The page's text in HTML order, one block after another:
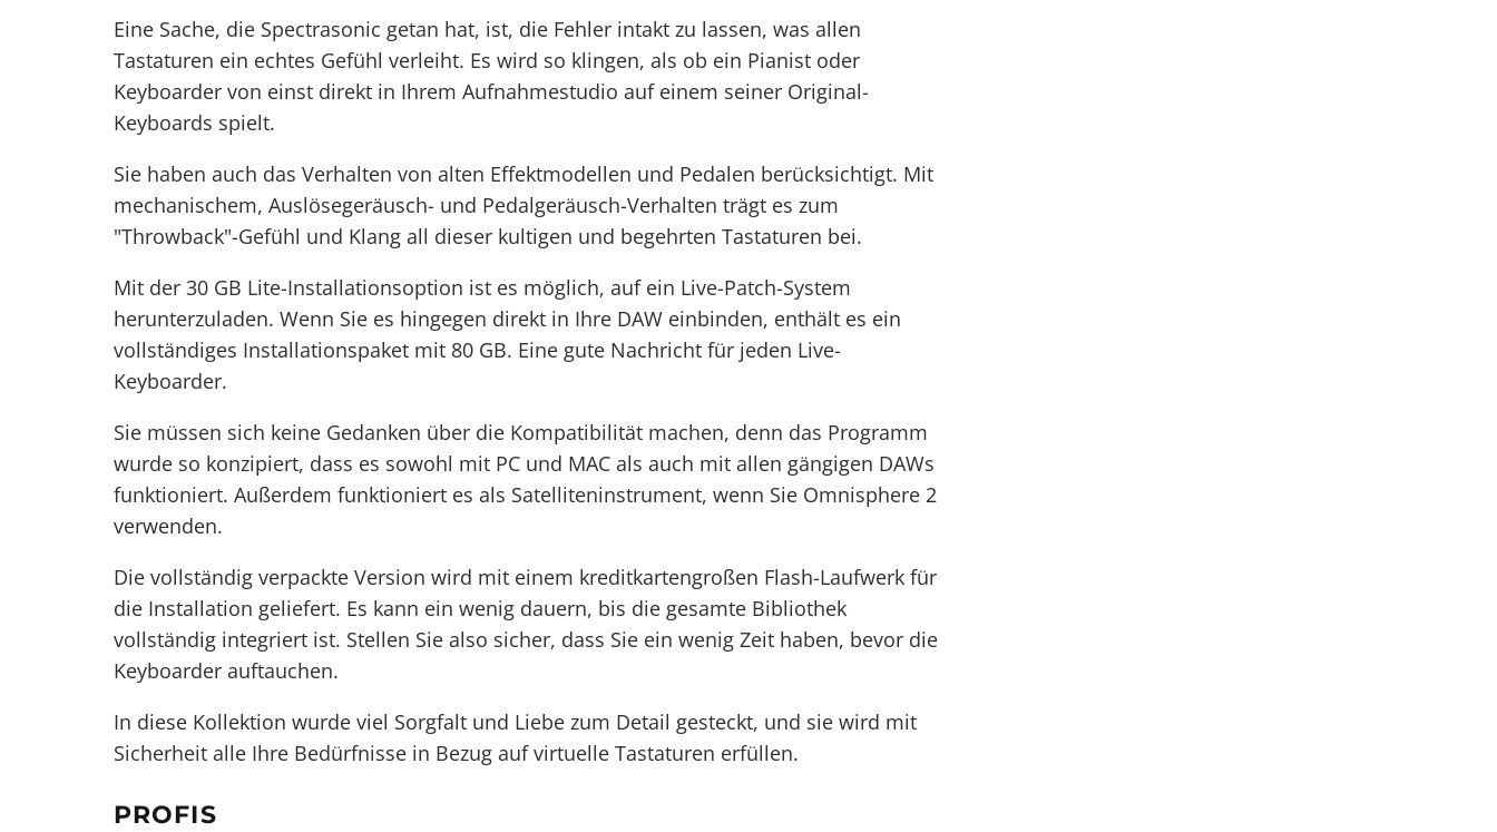
Eine Sache, die Spectrasonic getan hat, ist, die Fehler intakt zu lassen, was allen
Tastaturen ein echtes Gefühl verleiht. Es wird so klingen, als ob ein Pianist oder
Keyboarder von einst direkt in Ihrem Aufnahmestudio auf einem seiner Original-
Keyboards spielt.
Sie haben auch das Verhalten von alten Effektmodellen und Pedalen berücksichtigt. Mit
mechanischem, Auslösegeräusch- und Pedalgeräusch-Verhalten trägt es zum
"Throwback"-Gefühl und Klang all dieser kultigen und begehrten Tastaturen bei.
Mit der 30 GB Lite-Installationsoption ist es möglich, auf ein Live-Patch-System
herunterzuladen. Wenn Sie es hingegen direkt in Ihre DAW einbinden, enthält es ein
vollständiges Installationspaket mit 80 GB. Eine gute Nachricht für jeden Live-
Keyboarder.
Sie müssen sich keine Gedanken über die Kompatibilität machen, denn das Programm
wurde so konzipiert, dass es sowohl mit PC und MAC als auch mit allen gängigen DAWs
funktioniert. Außerdem funktioniert es als Satelliteninstrument, wenn Sie Omnisphere 2
verwenden.
Die vollständig verpackte Version wird mit einem kreditkartengroßen Flash-Laufwerk für
die Installation geliefert. Es kann ein wenig dauern, bis die gesamte Bibliothek
vollständig integriert ist. Stellen Sie also sicher, dass Sie ein wenig Zeit haben, bevor die
Keyboarder auftauchen.
In diese Kollektion wurde viel Sorgfalt und Liebe zum Detail gesteckt, und sie wird mit
Sicherheit alle Ihre Bedürfnisse in Bezug auf virtuelle Tastaturen erfüllen.
PROFIS